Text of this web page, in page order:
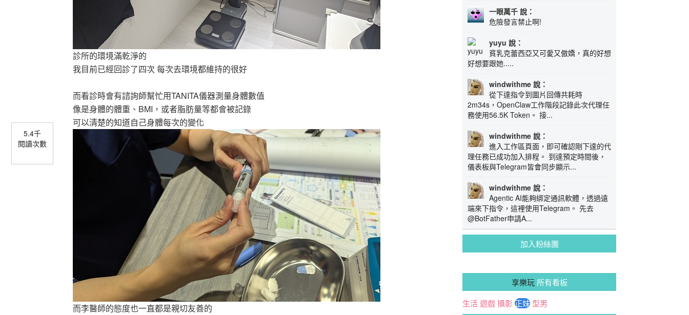
5.4千
閱讀次數
診所的環境滿乾淨的
我目前已經回診了四次 每次去環境都維持的很好
而看診時會有諮詢師幫忙用TANITA儀器測量身體數值
像是身體的體重、BMI，或者脂肪量等都會被記錄
可以清楚的知道自己身體每次的變化
而李醫師的態度也一直都是親切友善的
一眼萬千 說：
危險發言禁止啊!
yuyu 說：
貧乳克蕾西亞又可愛又傲嬌，真的好想
好想要跟她.....
windwithme 說：
從下達指令到圖片回傳共耗時
2m34s，OpenClaw工作階段記錄此次代理任
務使用56.5K Token。 接...
windwithme 說：
進入工作區頁面，即可確認剛下達的代
理任務已成功加入排程。 到達預定時間後，
儀表板與Telegram皆會同步顯示...
windwithme 說：
Agentic AI能夠綁定通訊軟體，透過遠
端來下指令，這裡使用Telegram。 先去
@BotFather申請A...
加入粉絲團
享樂玩所有看板
生活遊戲攝影 正妹 型男